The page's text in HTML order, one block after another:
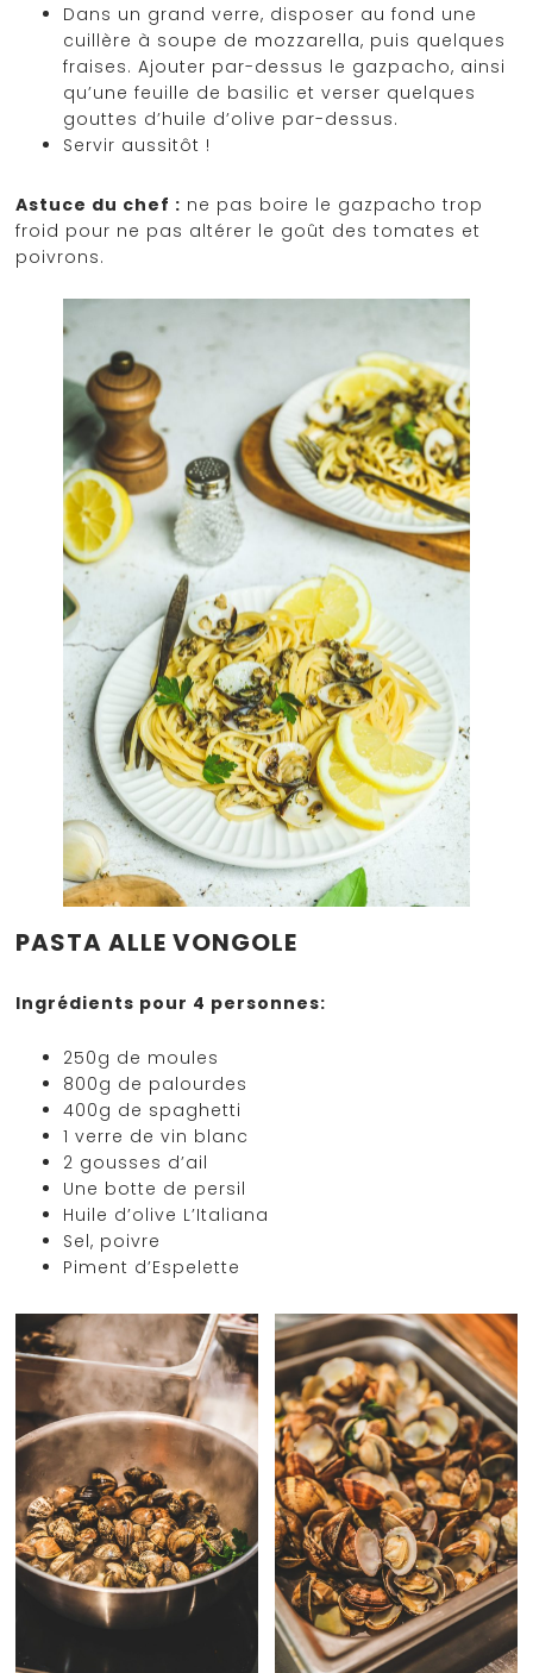
Dans un grand verre, disposer au fond une
cuillère à soupe de mozzarella, puis quelques
fraises. Ajouter par-dessus le gazpacho, ainsi
qu’une feuille de basilic et verser quelques
gouttes d’huile d’olive par-dessus.
Servir aussitôt !
Astuce du chef : ne pas boire le gazpacho trop
froid pour ne pas altérer le goût des tomates et
poivrons.
PASTA ALLE VONGOLE
Ingrédients pour 4 personnes:
250g de moules
800g de palourdes
400g de spaghetti
1 verre de vin blanc
2 gousses d’ail
Une botte de persil
Huile d’olive L’Italiana
Sel, poivre
Piment d’Espelette